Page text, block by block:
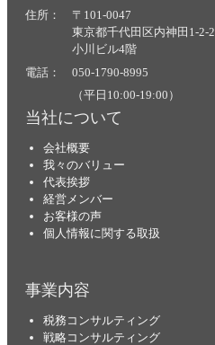
住所： 〒101-0047
東京都千代田区内神田1-2-2
小川ビル4階
電話： 050-1790-8995
（平日10:00-19:00）
当社について
会社概要
我々のバリュー
代表挨拶
経営メンバー
お客様の声
個人情報に関する取扱
事業内容
税務コンサルティング
戦略コンサルティング